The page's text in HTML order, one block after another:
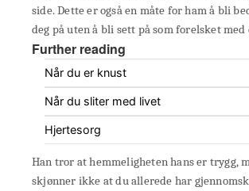
side. Dette er også en måte for ham å bli
deg på uten å bli sett på som forelsket med
Further reading
Når du er knust
Når du sliter med livet
Hjertesorg
Han tror at hemmeligheten hans er trygg,
skjønner ikke at du allerede har